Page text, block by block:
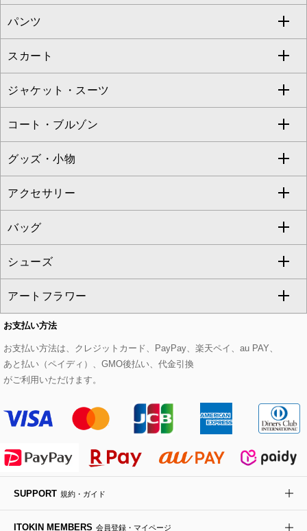
eur3
Maison de CINQ
MK MICHEL KLEIN BAG
HIROKO KOSHINO
カットソー・Tシャツ
ブラウス・シャツ
ニット・セーター
カーディガン
アンサンブルセット
ベスト・ジレ
パーカー
タンクトップ・キャミソール
スウェット・ジャージー
その他のトップス
すべてのワンピース・ドレス
ワンピース
ドレス
チュニック
ジャンパースカート
その他のワンピース・ドレス
パンツ
すべてのパンツ
フルレングスパンツ
クロップド・半端丈パンツ
ガウチョ・ワイドパンツ
ハーフ・ショート丈パンツ
サロペット・オールインワン
その他のパンツ
スカート
すべてのスカート
ロング・マキシ丈スカート
ひざ丈スカート
ミモレ丈スカート
ショート・ミニ丈スカート
その他のスカート
ジャケット・スーツ
すべてのジャケット・スーツ
テーラードジャケット
ノーカラージャケット
セットアップ
セットアップジャケット
セットアップパンツ
セットアップスカート
セットアップワンピース
コート・ブルゾン
すべてのコート・ブルゾン
トレンチコート
ピーコート
ダッフルコート
チェスターコート
モッズコート
ステンカラーコート
ライダースジャケット
デニムジャケット
ダウンジャケット・コート
グッズ・小物
すべてのグッズ・小物
マスク
ストール・マフラー・スヌード
ベルト・サスペンダー
帽子
ヘアアクセサリー
ハンカチ・バンダナ
手袋
チャーム・ストラップ
アクセサリー
すべてのアクセサリー
ネックレス
ピアス・イヤリング
ブレスレット・バングル
ブローチ・コサージュ
バッグ
すべてのバッグ
トートバッグ
ショルダーバッグ
ボストンバッグ
バックパック・リュック
ボディバッグ・メッセンジャーバッグ
トラベルバッグ
シューズ
すべてのシューズ
パンプス
スニーカー
フラットシューズ
ローファー
ドレスシューズ
アートフラワー
すべてのアートフラワー
ローズ
カサブランカ・カラー
ラナンキュラス
ポプリアレンジ＆フレグランス
お支払い方法
お支払い方法は、クレジットカード、PayPay、楽天ペイ、au PAY、
あと払い（ペイディ）、GMO後払い、代金引換
がご利用いただけます。
SUPPORT 規約・ガイド
ITOKIN MEMBERS 会員登録・マイページ